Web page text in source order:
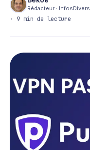
Rédacteur · InfosDivers
· 9 min de lecture